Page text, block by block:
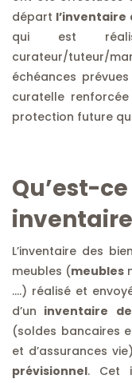
départ l’inventaire
qui est
curateur/tuteur/
échéances
curatelle
protection future
Qu’est-
inventaire
L’inventaire des
meubles (meubles
….) réalisé et
d’un inventaire
(soldes bancaires
et d’assurances
prévisionnel. Cet